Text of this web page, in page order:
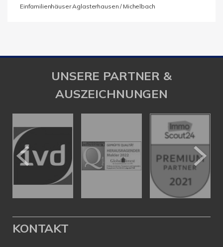
Einfamilienhäuser Aglasterhausen / Michelbach
UNSERE PARTNER &
AUSZEICHNUNGEN
KONTAKT